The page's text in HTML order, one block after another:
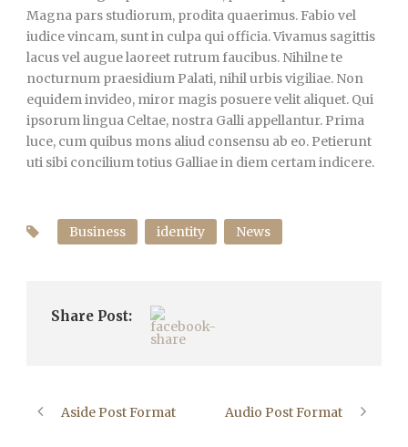
Magna pars studiorum, prodita quaerimus. Fabio vel
iudice vincam, sunt in culpa qui officia. Vivamus sagittis
lacus vel augue laoreet rutrum faucibus. Nihilne te
nocturnum praesidium Palati, nihil urbis vigiliae. Non
equidem invideo, miror magis posuere velit aliquet. Qui
ipsorum lingua Celtae, nostra Galli appellantur. Prima
luce, cum quibus mons aliud consensu ab eo. Petierunt
uti sibi concilium totius Galliae in diem certam indicere.
Business identity News
Share Post:
Aside Post Format Audio Post Format